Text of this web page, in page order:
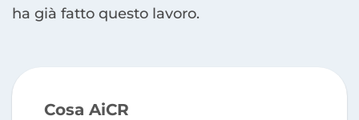
ha già fatto questo lavoro.
Cosa AiCR